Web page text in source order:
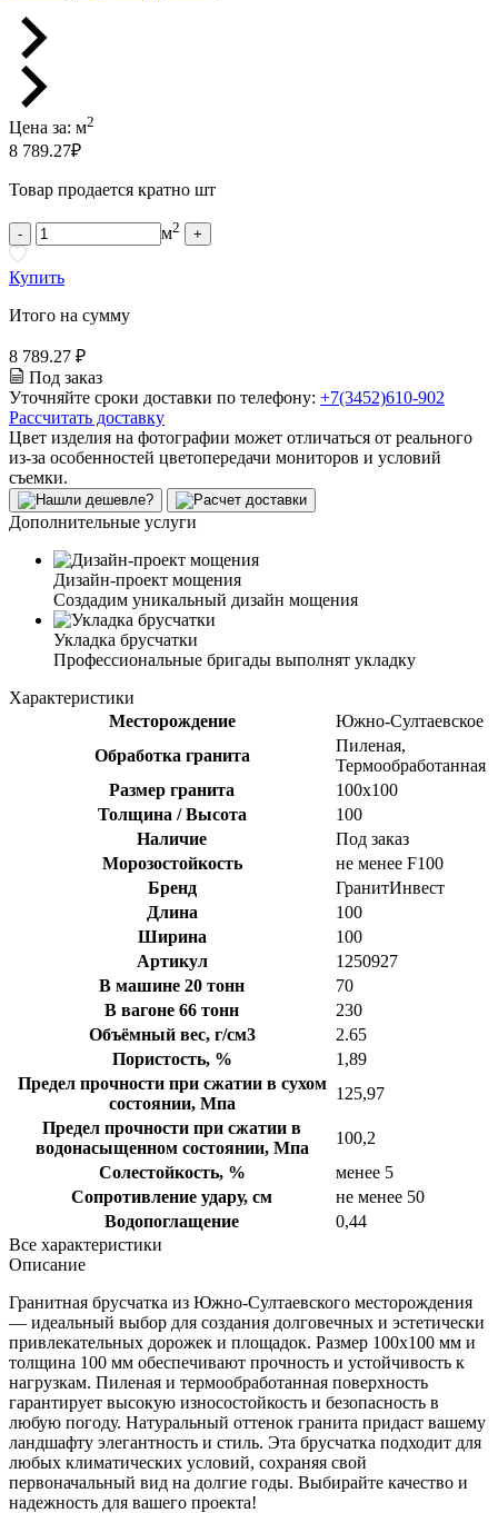
Цена за: м2
8 789.27₽
Товар продается кратно шт
- м2 +
Купить
Итого на сумму
8 789.27 ₽
Под заказ
Уточняйте сроки доставки по телефону: +7(3452)610-902
Рассчитать доставку
Цвет изделия на фотографии может отличаться от реального
из-за особенностей цветопередачи мониторов и условий
съемки.
Дополнительные услуги
Дизайн-проект мощения
Создадим уникальный дизайн мощения
Укладка брусчатки
Профессиональные бригады выполнят укладку
Характеристики
Месторождение
Южно-Султаевское
Обработка гранита
Пиленая,
Термообработанная
Размер гранита
100х100
Толщина / Высота
100
Наличие
Под заказ
Морозостойкость
не менее F100
Бренд
ГранитИнвест
Длина
100
Ширина
100
Артикул
1250927
В машине 20 тонн
70
В вагоне 66 тонн
230
Объёмный вес, г/см3
2.65
Пористость, %
1,89
Предел прочности при сжатии в сухом
состоянии, Мпа
125,97
Предел прочности при сжатии в
водонасыщенном состоянии, Мпа
100,2
Солестойкость, %
менее 5
Сопротивление удару, см
не менее 50
Водопоглащение
0,44
Все характеристики
Описание
Гранитная брусчатка из Южно-Султаевского месторождения
— идеальный выбор для создания долговечных и эстетически
привлекательных дорожек и площадок. Размер 100х100 мм и
толщина 100 мм обеспечивают прочность и устойчивость к
нагрузкам. Пиленая и термообработанная поверхность
гарантирует высокую износостойкость и безопасность в
любую погоду. Натуральный оттенок гранита придаст вашему
ландшафту элегантность и стиль. Эта брусчатка подходит для
любых климатических условий, сохраняя свой
первоначальный вид на долгие годы. Выбирайте качество и
надежность для вашего проекта!